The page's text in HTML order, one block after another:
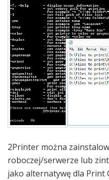
2Printer można
roboczej/serwerze lub
jako alternatywę dla Print